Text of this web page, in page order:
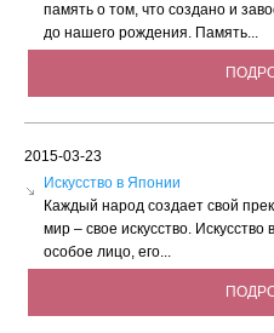
память о том, что создано и
до нашего рождения. Память...
2015-03-23
Искусство в Японии
Каждый народ создает свой
мир – свое искусство.
особое лицо, его...